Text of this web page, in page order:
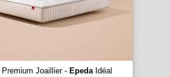
Premium Joaillier - EpedaIdéal